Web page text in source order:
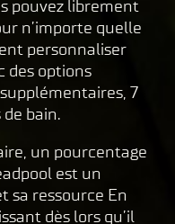
pouvez librement
n’importe quelle
personnaliser
des options
7
bain.
un pourcentage
est un
ressource En
dès lors qu’il